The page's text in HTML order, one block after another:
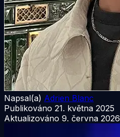
Napsal(a) Adrien Blanc
Publikováno 21. května 2025
Aktualizováno 9. června 2026